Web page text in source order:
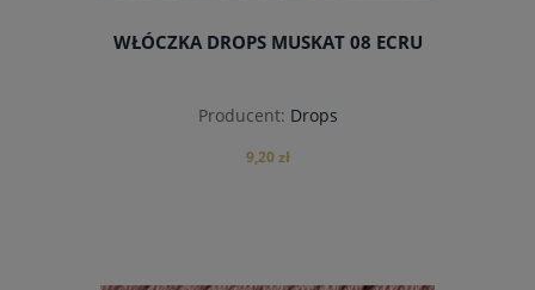
WŁÓCZKA DROPS MUSKAT 08 ECRU
Producent: Drops
9,20 zł